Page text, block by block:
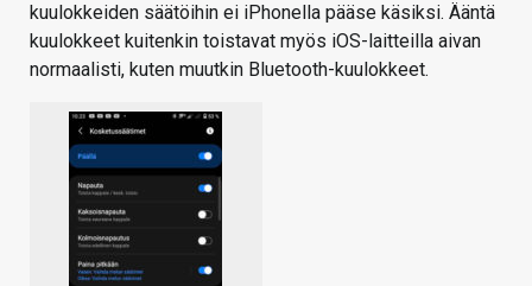
kuulokkeiden säätöihin ei iPhonella pääse käsiksi. Ääntä
kuulokkeet kuitenkin toistavat myös iOS-laitteilla aivan
normaalisti, kuten muutkin Bluetooth-kuulokkeet.